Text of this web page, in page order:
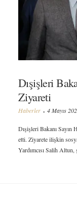
Dışişleri
Ziyareti
Haberler 4 Mayıs
Dışişleri Bakanı Sayın
etti. Ziyarete ilişkin
Yardımcısı Salih